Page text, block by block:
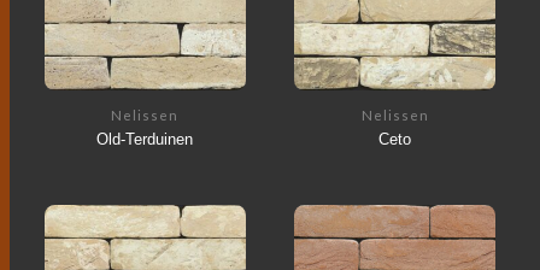
Nelissen
Old-Terduinen
Nelissen
Ceto